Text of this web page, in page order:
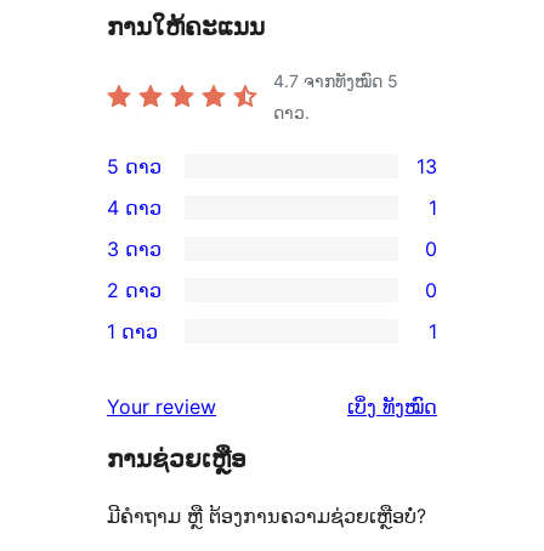
ການໃຫ້ຄະແນນ
4.7 ຈາກທັງໝົດ 5
ດາວ.
ການ
ວິຈານ
5
ດາວ
ຈຳນວນ
ລາຍການ
5 ດາວ 13
ວິຈານ
4
ດາວ
1
ລາຍການ
4 ດາວ 1
ການ
ວິຈານ
3
ຈຳນວນ
0
3 ດາວ 0
ວິຈານ
ດາວ
ຈຳນວນ
ລາຍການ
2 ດາວ 0
1
ດາວ
1
1 ດາວ 1
Your review ເບິ່ງ ຄຳ
ທັງໝົດ
ການຊ່ວຍເຫຼືອ
ມີຄຳຖາມ ຫຼື ຕ້ອງການຄວາມຊ່ວຍເຫຼືອບໍ່?